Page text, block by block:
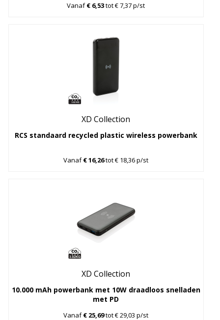
Vanaf€ 6,53tot € 7,37 p/st
XD Collection
RCS standaard recycled plastic wireless powerbank
Vanaf€ 16,26tot € 18,36 p/st
XD Collection
10.000 mAh powerbank met 10W draadloos snelladen
met PD
Vanaf€ 25,69tot € 29,03 p/st